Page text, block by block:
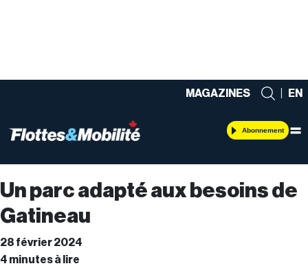
MAGAZINES EN
Abonnement
Un parc adapté aux besoins de
Gatineau
28 février 2024
4 minutes à lire